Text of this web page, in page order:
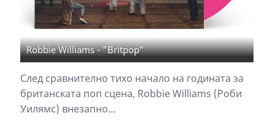
Robbie Williams - "Britpop"
След сравнително тихо начало на годината за
британската поп сцена, Robbie Williams (Роби
Уилямс) внезапно...